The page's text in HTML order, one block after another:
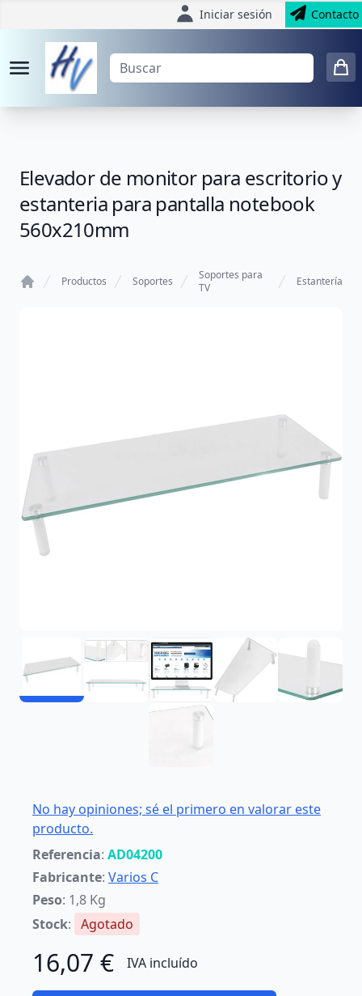
Iniciar sesión Contacto
Elevador de monitor para escritorio y
estanteria para pantalla notebook
560x210mm
Productos Soportes
Soportes para
TV
Estantería
No hay opiniones; sé el primero en valorar este
producto.
Referencia: AD04200
Fabricante: Varios C
Peso: 1,8 Kg
Stock: Agotado
16,07 € IVA incluído